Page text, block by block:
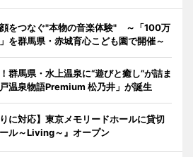
をつなぐ"本物の音楽体験" ～「100万
を群馬県・赤城育心こども園で開催～
群馬県・水上温泉に“遊びと癒し”が詰ま
温泉物語Premium 松乃井」が誕生
に対応】東京メモリードホールに貸切
ル～Living～』オープン